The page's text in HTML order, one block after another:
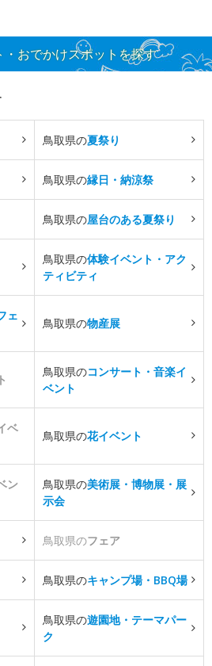
おでかけスポットを探す
鳥取県の夏祭り
鳥取県の縁日・納涼祭
鳥取県の屋台のある夏祭り
鳥取県の体験イベント・アク
ティビティ
ェ
鳥取県の物産展
鳥取県のコンサート・音楽イ
ベント
ベ
鳥取県の花イベント
ン
鳥取県の美術展・博物展・展
示会
鳥取県のフェア
鳥取県のキャンプ場・BBQ場
鳥取県の遊園地・テーマパー
ク